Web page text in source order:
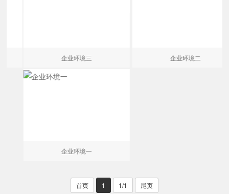
企业环境三 企业环境二
企业环境一
首页 1 1/1 尾页